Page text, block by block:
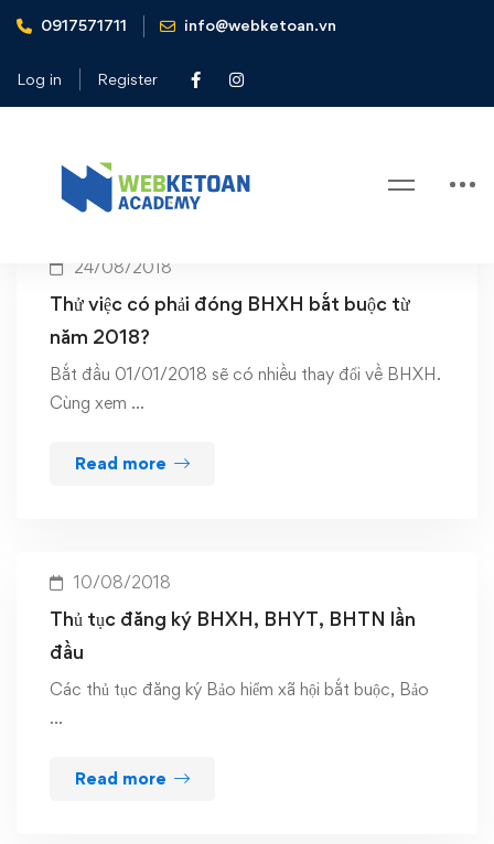
0917571711 info@webketoan.vn
Log in Register
Home Lao dong tien luong
Tag: Lao dong tien luong
24/08/2018
Thử việc có phải đóng BHXH bắt buộc từ
năm 2018?
Bắt đầu 01/01/2018 sẽ có nhiều thay đổi về BHXH.
Cùng xem …
Read more
10/08/2018
Thủ tục đăng ký BHXH, BHYT, BHTN lần
đầu
Các thủ tục đăng ký Bảo hiểm xã hội bắt buộc, Bảo
…
Read more